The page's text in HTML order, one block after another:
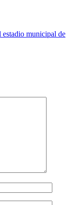
estadio municipal de